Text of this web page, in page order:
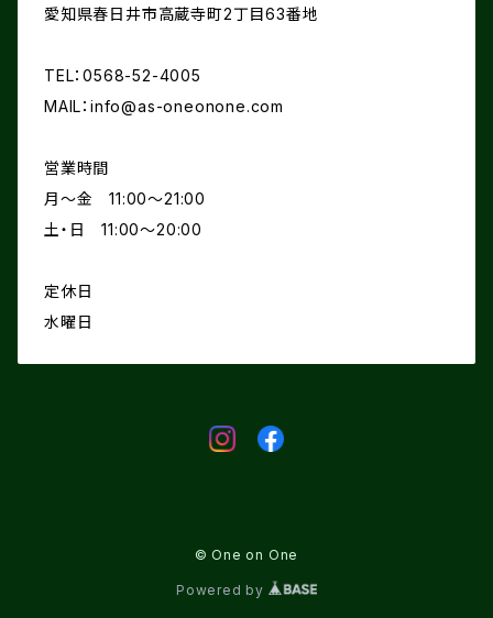
愛知県春日井市高蔵寺町2丁目63番地
TEL：0568-52-4005
MAIL： info@as-oneonone.com
営業時間
月〜金 11:00〜21:00
土・日 11:00〜20:00
定休日
水曜日
© One on One
Powered by